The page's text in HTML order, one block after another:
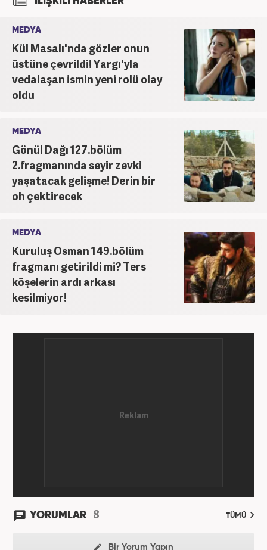
2017’den beri Kanal7 Medya Grubu’na bağlı
etmektedir.
MEDYA
Kül Masalı'nda gözler onun
üstüne çevrildi! Yargı'yla
vedalaşan ismin yeni rolü olay
oldu
MEDYA
Gönül Dağı 127.bölüm
2.fragmanında seyir zevki
yaşatacak gelişme! Derin bir
oh çektirecek
MEDYA
Kuruluş Osman 149.bölüm
fragmanı getirildi mi? Ters
köşelerin ardı arkası
kesilmiyor!
YORUMLAR 8 TÜMÜ
Bir Yorum Yapın